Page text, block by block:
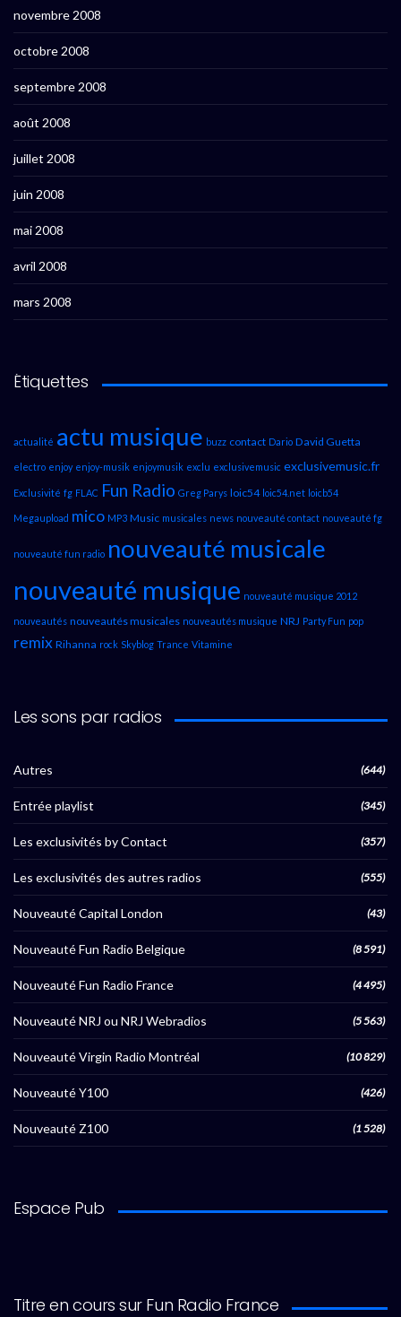
novembre 2008
octobre 2008
septembre 2008
août 2008
juillet 2008
juin 2008
mai 2008
avril 2008
mars 2008
Étiquettes
actualité actu musique buzz contact Dario David Guetta
electro enjoy enjoy-musik enjoymusik exclu exclusivemusic exclusivemusic.fr
Exclusivité fg FLAC Fun Radio Greg Parys loic54 loic54.net loicb54
Megaupload mico MP3 Music musicales news nouveauté contact nouveauté fg
nouveauté fun radio nouveauté musicale
nouveauté musique nouveauté musique 2012
nouveautés nouveautés musicales nouveautés musique NRJ Party Fun pop
remix Rihanna rock Skyblog Trance Vitamine
Les sons par radios
Autres (644)
Entrée playlist (345)
Les exclusivités by Contact (357)
Les exclusivités des autres radios (555)
Nouveauté Capital London (43)
Nouveauté Fun Radio Belgique (8 591)
Nouveauté Fun Radio France (4 495)
Nouveauté NRJ ou NRJ Webradios (5 563)
Nouveauté Virgin Radio Montréal (10 829)
Nouveauté Y100 (426)
Nouveauté Z100 (1 528)
Espace Pub
Titre en cours sur Fun Radio France